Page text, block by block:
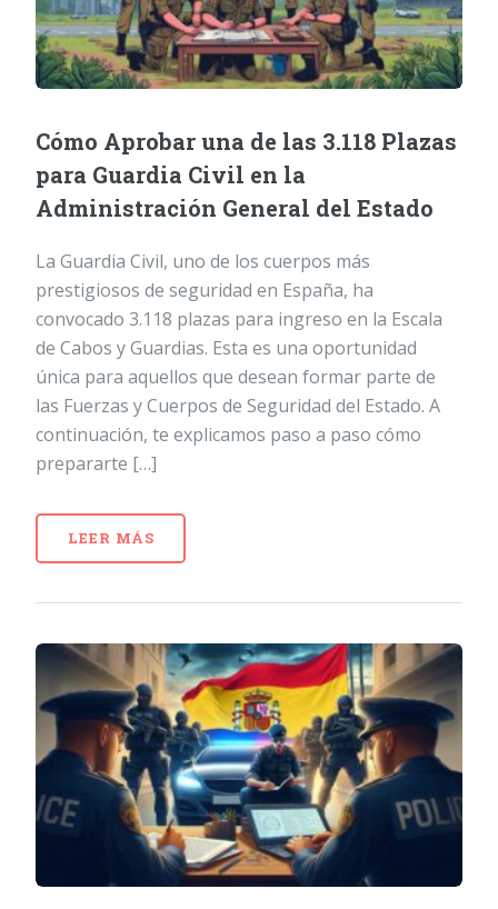
Cómo Aprobar una de las 3.118 Plazas
para Guardia Civil en la
Administración General del Estado
La Guardia Civil, uno de los cuerpos más
prestigiosos de seguridad en España, ha
convocado 3.118 plazas para ingreso en la Escala
de Cabos y Guardias. Esta es una oportunidad
única para aquellos que desean formar parte de
las Fuerzas y Cuerpos de Seguridad del Estado. A
continuación, te explicamos paso a paso cómo
prepararte […]
LEER MÁS